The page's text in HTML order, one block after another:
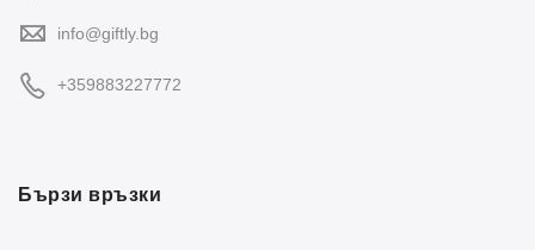
info@giftly.bg
+359883227772
Бързи връзки